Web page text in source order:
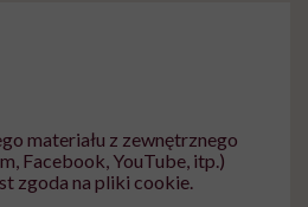
materiału z zewnętrznego
Facebook, YouTube, itp.)
zgoda na pliki cookie.